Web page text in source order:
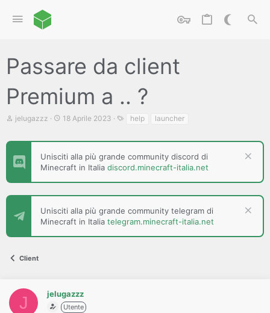
Passare da client
Premium a .. ?
C
t
o
e
D
s
c
e
jelugazzz
D
d
i
n
i
i
o
18 Aprile 2023 help launcher
Unisciti alla più grande community discord di
Minecraft in Italia discord.minecraft-italia.net
Unisciti alla più grande community telegram di
Minecraft in Italia telegram.minecraft-italia.net
Client
J jelugazzz
Utente